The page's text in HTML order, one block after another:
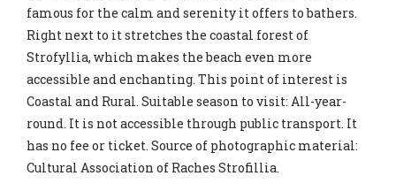
famous for the calm and serenity it offers to bathers.
Right next to it stretches the coastal forest of
Strofyllia, which makes the beach even more
accessible and enchanting. This point of interest is
Coastal and Rural. Suitable season to visit: All-year-
round. It is not accessible through public transport. It
has no fee or ticket. Source of photographic material:
Cultural Association of Raches Strofillia.